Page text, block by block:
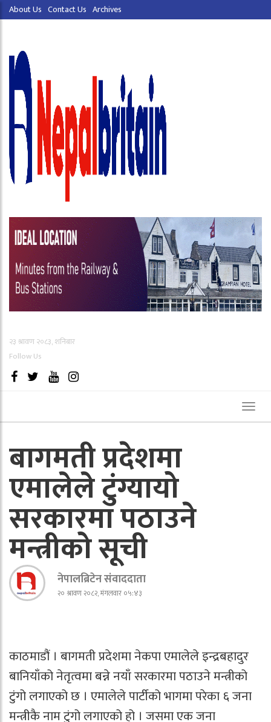
About Us Contact Us Archives
२३ श्रावण २०८३, शनिबार
Follow Us
बागमती प्रदेशमा
एमालेले टुंग्यायो
सरकारमा पठाउने
मन्त्रीको सूची
नेपालब्रिटेन संवाददाता
२० श्रावण २०८२, मंगलवार ०५:४३
काठमाडौं । बागमती प्रदेशमा नेकपा एमालेले इन्द्रबहादुर
बानियाँको नेतृत्वमा बन्ने नयाँ सरकारमा पठाउने मन्त्रीको
टुंगो लगाएको छ । एमालेले पार्टीको भागमा परेका ६ जना
मन्त्रीकै नाम टुंगो लगाएको हो । जसमा एक जना